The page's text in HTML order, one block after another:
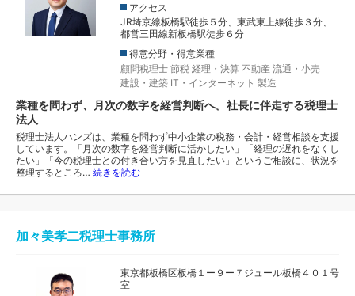
アクセス
JR埼京線板橋駅徒歩５分、東武東上線徒歩３分、
都営三田線新板橋駅徒歩６分
得意分野・得意業種
顧問税理士 節税 経理・決算 不動産 流通・小売
建設・建築 IT・インターネット 製造
業種を問わず、月次の数字を経営判断へ。社長に伴走する税理士
法人
税理士法人ハンズは、業種を問わず中小企業の税務・会計・経営相談を支援
しています。「月次の数字を経営判断に活かしたい」「経理の遅れをなくし
たい」「今の税理士との付き合い方を見直したい」というご相談に、状況を
整理するところ… 続きを読む
加々美孝二税理士事務所
東京都板橋区板橋１ー９ー７ジュール板橋４０１号
室